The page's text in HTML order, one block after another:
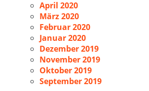
April 2020
März 2020
Februar 2020
Januar 2020
Dezember 2019
November 2019
Oktober 2019
September 2019